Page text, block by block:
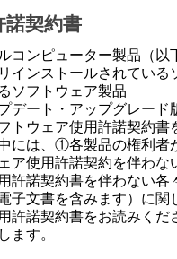
契約書
コンピューター製品（
インストールされてい
ソフトウェア製品
デート・アップグレー
トウェア使用許諾契約書
には、①各製品の権利
ア使用許諾契約を伴わな
許諾契約書を伴わない
子文書を含みます）に関
許諾契約書をお読みく
ます。